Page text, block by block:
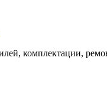
комплектации,